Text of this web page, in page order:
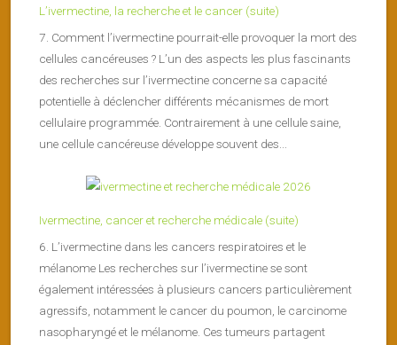
L’ivermectine, la recherche et le cancer (suite)
7. Comment l’ivermectine pourrait-elle provoquer la mort des
cellules cancéreuses ? L’un des aspects les plus fascinants
des recherches sur l’ivermectine concerne sa capacité
potentielle à déclencher différents mécanismes de mort
cellulaire programmée. Contrairement à une cellule saine,
une cellule cancéreuse développe souvent des...
Ivermectine, cancer et recherche médicale (suite)
6. L’ivermectine dans les cancers respiratoires et le
mélanome Les recherches sur l’ivermectine se sont
également intéressées à plusieurs cancers particulièrement
agressifs, notamment le cancer du poumon, le carcinome
nasopharyngé et le mélanome. Ces tumeurs partagent